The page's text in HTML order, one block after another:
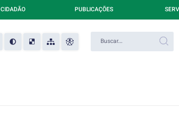
CIDADÃO PUBLICAÇÕES